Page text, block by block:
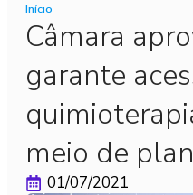
Início
Câmara
garante
meio de
01/07/2021